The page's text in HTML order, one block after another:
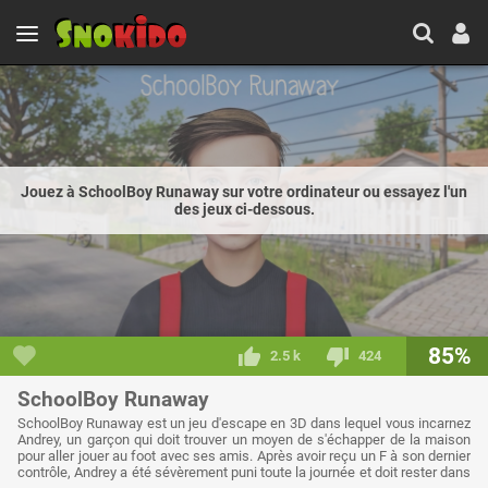
Jouez à SchoolBoy Runaway sur votre ordinateur ou essayez l'un
des jeux ci-dessous.
2.5 k 424 85%
SchoolBoy Runaway
SchoolBoy Runaway est un jeu d'escape en 3D dans lequel vous incarnez
Andrey, un garçon qui doit trouver un moyen de s'échapper de la maison
pour aller jouer au foot avec ses amis. Après avoir reçu un F à son dernier
contrôle, Andrey a été sévèrement puni toute la journée et doit rester dans